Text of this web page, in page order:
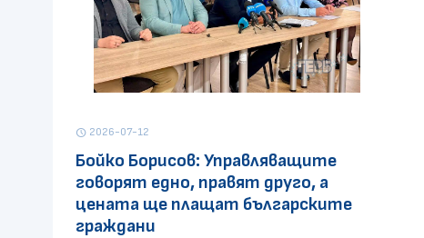
schedule2026-07-12
Бойко Борисов: Управляващите
говорят едно, правят друго, а
цената ще плащат българските
граждани